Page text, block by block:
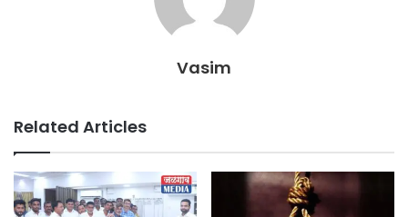
Vasim
Related Articles